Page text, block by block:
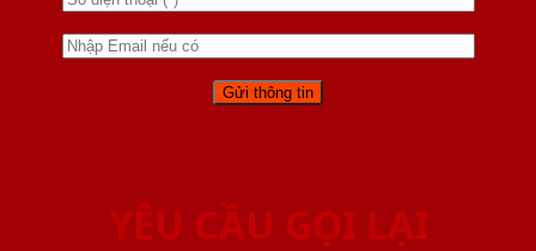
YÊU CẦU GỌI LẠI